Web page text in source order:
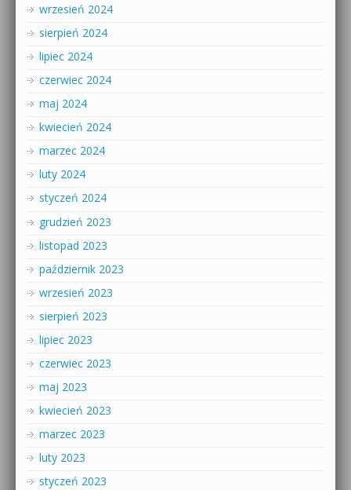
wrzesień 2024
sierpień 2024
lipiec 2024
czerwiec 2024
maj 2024
kwiecień 2024
marzec 2024
luty 2024
styczeń 2024
grudzień 2023
listopad 2023
październik 2023
wrzesień 2023
sierpień 2023
lipiec 2023
czerwiec 2023
maj 2023
kwiecień 2023
marzec 2023
luty 2023
styczeń 2023